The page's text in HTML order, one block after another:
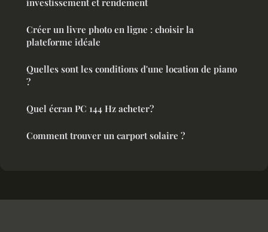
investissement et rendement
Créer un livre photo en ligne : choisir la
plateforme idéale
Quelles sont les conditions d'une location de piano
?
Quel écran PC 144 Hz acheter?
Comment trouver un carport solaire ?